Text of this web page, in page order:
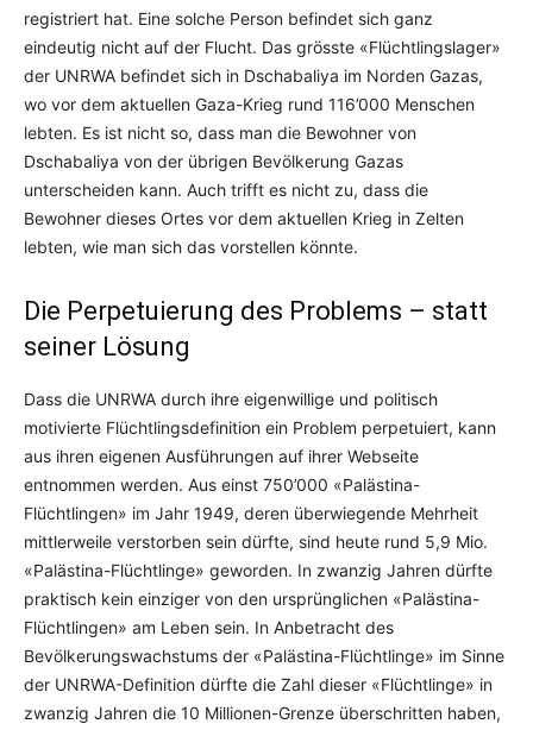
registriert hat. Eine solche Person befindet sich ganz
eindeutig nicht auf der Flucht. Das grösste «Flüchtlingslager»
der UNRWA befindet sich in Dschabaliya im Norden Gazas,
wo vor dem aktuellen Gaza-Krieg rund 116’000 Menschen
lebten. Es ist nicht so, dass man die Bewohner von
Dschabaliya von der übrigen Bevölkerung Gazas
unterscheiden kann. Auch trifft es nicht zu, dass die
Bewohner dieses Ortes vor dem aktuellen Krieg in Zelten
lebten, wie man sich das vorstellen könnte.
Die Perpetuierung des Problems – statt
seiner Lösung
Dass die UNRWA durch ihre eigenwillige und politisch
motivierte Flüchtlingsdefinition ein Problem perpetuiert, kann
aus ihren eigenen Ausführungen auf ihrer Webseite
entnommen werden. Aus einst 750’000 «Palästina-
Flüchtlingen» im Jahr 1949, deren überwiegende Mehrheit
mittlerweile verstorben sein dürfte, sind heute rund 5,9 Mio.
«Palästina-Flüchtlinge» geworden. In zwanzig Jahren dürfte
praktisch kein einziger von den ursprünglichen «Palästina-
Flüchtlingen» am Leben sein. In Anbetracht des
Bevölkerungswachstums der «Palästina-Flüchtlinge» im Sinne
der UNRWA-Definition dürfte die Zahl dieser «Flüchtlinge» in
zwanzig Jahren die 10 Millionen-Grenze überschritten haben,